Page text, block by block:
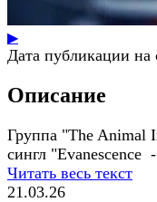
▶
Дата публикации на
Описание
Группа "The Animal
сингл "Evanescence
Читать весь текст
21.03.26